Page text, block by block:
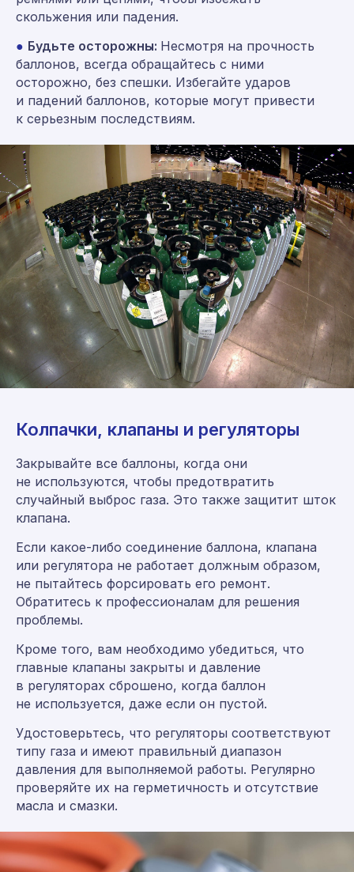
скольжения или падения.
● Будьте осторожны: Несмотря на прочность
баллонов, всегда обращайтесь с ними
осторожно, без спешки. Избегайте ударов
и падений баллонов, которые могут привести
к серьезным последствиям.
Колпачки, клапаны и регуляторы
Закрывайте все баллоны, когда они
не используются, чтобы предотвратить
случайный выброс газа. Это также защитит шток
клапана.
Если какое-либо соединение баллона, клапана
или регулятора не работает должным образом,
не пытайтесь форсировать его ремонт.
Обратитесь к профессионалам для решения
проблемы.
Кроме того, вам необходимо убедиться, что
главные клапаны закрыты и давление
в регуляторах сброшено, когда баллон
не используется, даже если он пустой.
Удостоверьтесь, что регуляторы соответствуют
типу газа и имеют правильный диапазон
давления для выполняемой работы. Регулярно
проверяйте их на герметичность и отсутствие
масла и смазки.